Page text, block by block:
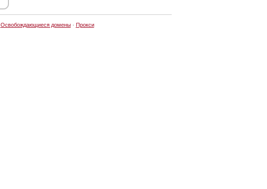
Освобождающиеся домены· Прокси